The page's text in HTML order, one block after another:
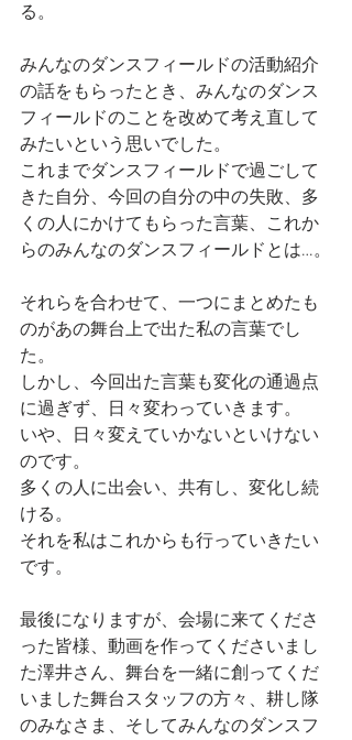
る。
みんなのダンスフィールドの活動紹介
の話をもらったとき、みんなのダンス
フィールドのことを改めて考え直して
みたいという思いでした。
これまでダンスフィールドで過ごして
きた自分、今回の自分の中の失敗、多
くの人にかけてもらった言葉、これか
らのみんなのダンスフィールドとは…。
それらを合わせて、一つにまとめたも
のがあの舞台上で出た私の言葉でし
た。
しかし、今回出た言葉も変化の通過点
に過ぎず、日々変わっていきます。
いや、日々変えていかないといけない
のです。
多くの人に出会い、共有し、変化し続
ける。
それを私はこれからも行っていきたい
です。
最後になりますが、会場に来てくださ
った皆様、動画を作ってくださいまし
た澤井さん、舞台を一緒に創ってくだ
いました舞台スタッフの方々、耕し隊
のみなさま、そしてみんなのダンスフ